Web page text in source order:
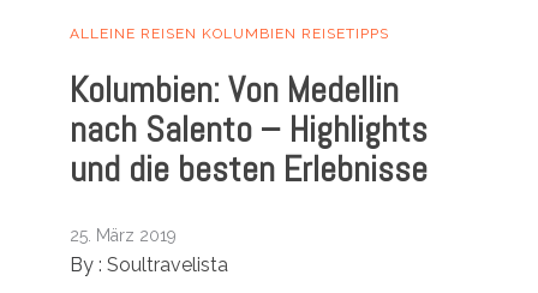
ALLEINE REISEN KOLUMBIEN REISETIPPS
Kolumbien: Von Medellin
nach Salento – Highlights
und die besten Erlebnisse
25. März 2019
By : Soultravelista